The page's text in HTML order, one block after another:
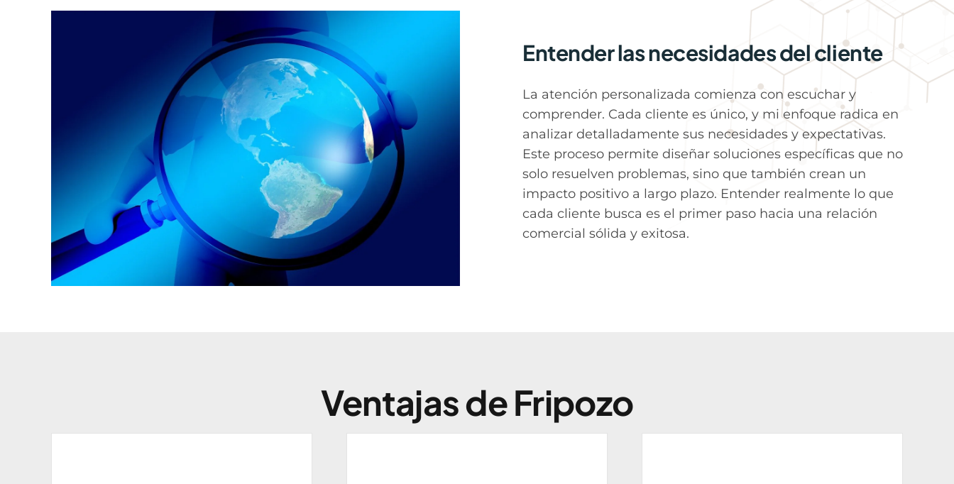
Entender las necesidades del cliente
La atención personalizada comienza con escuchar y
comprender. Cada cliente es único, y mi enfoque radica en
analizar detalladamente sus necesidades y expectativas.
Este proceso permite diseñar soluciones específicas que no
solo resuelven problemas, sino que también crean un
impacto positivo a largo plazo. Entender realmente lo que
cada cliente busca es el primer paso hacia una relación
comercial sólida y exitosa.
Ventajas de Fripozo